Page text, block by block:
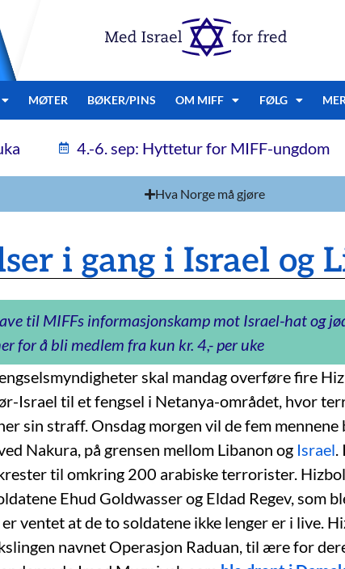
MØTER BØKER/PINS OM MIFF FØLG
4.-6. sep: Hyttetur for MIFF-ungdom
Hva Norge må gjøre
i gang i Israel og
til MIFFs informasjonskamp mot Israel-hat og
for å bli medlem fra kun kr. 4,- per uke
skal mandag overføre fire
Israel til et fengsel i Netanya-området, hvor
sin straff. Onsdag morgen vil de fem
Nakura, på grensen mellom Libanon og Israel.
til omkring 200 arabiske terrorister.
Ehud Goldwasser og Eldad Regev, som
ventet at de to soldatene ikke lenger er i live.
navnet Operasjon Raduan, til ære for